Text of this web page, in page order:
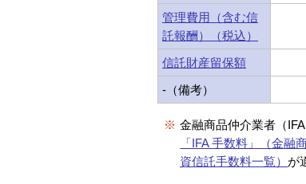
管理費用（含む信
託報酬）（税込）
信託財産留保額
-（備考）
※ 金融商品仲介業者（
「IFA 手数料」（金融
資信託手数料一覧） が